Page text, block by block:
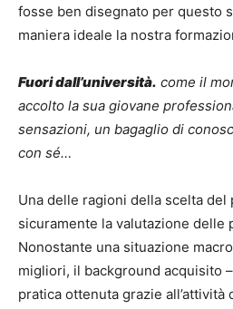
fosse ben disegnato per questo
maniera ideale la nostra
Fuori dall’università. come il
accolto la sua giovane
sensazioni, un bagaglio di
con sé…
Una delle ragioni della scelta
sicuramente la valutazione delle
Nonostante una situazione
migliori, il background acquisito
pratica ottenuta grazie all’attività